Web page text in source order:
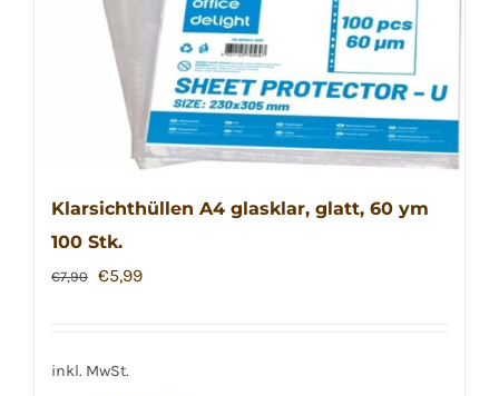
der
Produktseite
gewählt
werden
Klarsichthüllen A4 glasklar, glatt, 60 ym
100 Stk.
€7,90 Ursprünglicher
€7,90
€5,99Aktueller
inkl. MwSt.